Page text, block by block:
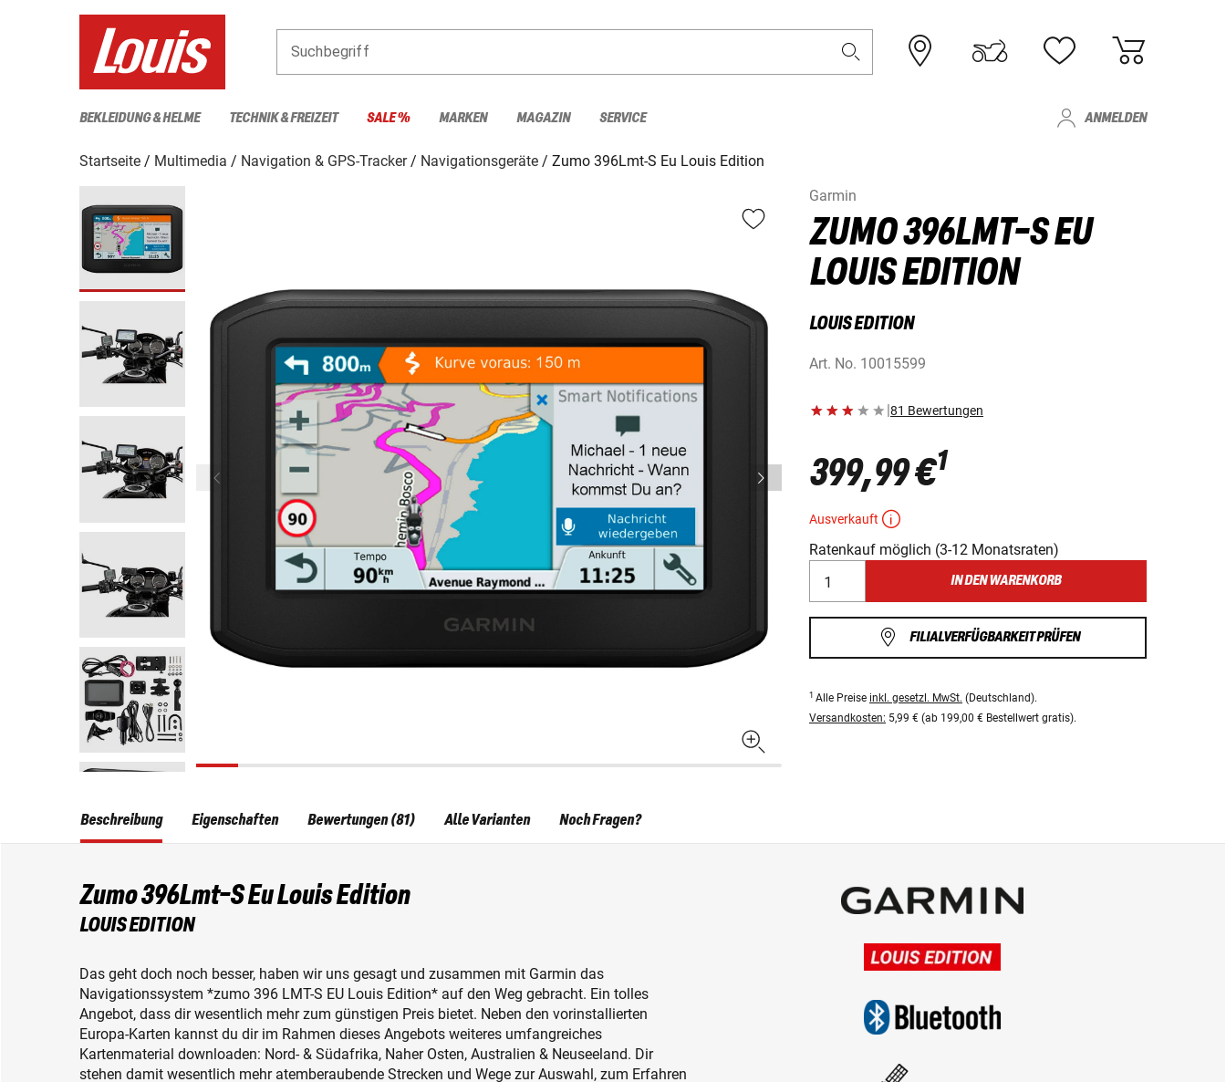
Suchbegriff
BEKLEIDUNG & HELME TECHNIK & FREIZEIT SALE % MARKEN MAGAZIN SERVICE ANMELDEN
Startseite Multimedia Navigation & GPS-Tracker Navigationsgeräte
Zumo 396Lmt-S Eu Louis Edition
Garmin
ZUMO 396LMT-S EU
LOUIS EDITION
LOUIS EDITION
Art. No. 10015599
|81 Bewertungen
399,99 €1
Ausverkauft
Ratenkauf möglich (3-12 Monatsraten)
IN DEN WARENKORB
FILIALVERFÜGBARKEIT PRÜFEN
1 Alle Preise inkl. gesetzl. MwSt. (Deutschland).
Versandkosten: 5,99 € (ab 199,00 € Bestellwert gratis).
Beschreibung
Zumo 396Lmt-S Eu Louis Edition
LOUIS EDITION
Das geht doch noch besser, haben wir uns gesagt und zusammen mit Garmin das
Navigationssystem *zumo 396 LMT-S EU Louis Edition* auf den Weg gebracht. Ein tolles
Angebot, dass dir wesentlich mehr zum günstigen Preis bietet. Neben den vorinstallierten
Europa-Karten kannst du dir im Rahmen dieses Angebots weiteres umfangreiches
Kartenmaterial downloaden: Nord- & Südafrika, Naher Osten, Australien & Neuseeland. Dir
stehen damit wesentlich mehr atemberaubende Strecken und Wege zur Auswahl, zum Erfahren
Eigenschaften Bewertungen (81) Alle Varianten Noch Fragen?